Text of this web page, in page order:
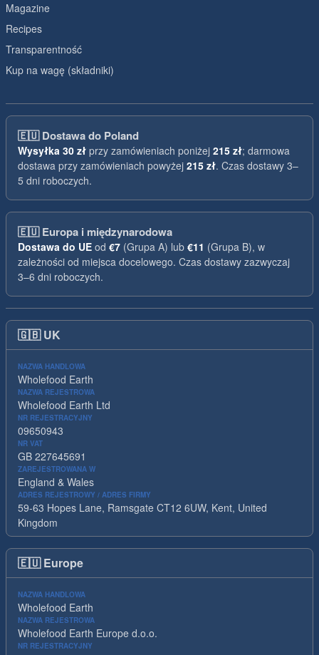
Magazine
Recipes
Transparentność
Kup na wagę (składniki)
🇪🇺Dostawa do Poland
Wysyłka 30 zł przy zamówieniach poniżej 215 zł; darmowa
dostawa przy zamówieniach powyżej 215 zł. Czas dostawy 3–
5 dni roboczych.
🇪🇺Europa i międzynarodowa
Dostawa do UE od €7 (Grupa A) lub €11 (Grupa B), w
zależności od miejsca docelowego. Czas dostawy zazwyczaj
3–6 dni roboczych.
🇬🇧 UK
NAZWA HANDLOWA
Wholefood Earth
NAZWA REJESTROWA
Wholefood Earth Ltd
NR REJESTRACYJNY
09650943
NR VAT
GB 227645691
ZAREJESTROWANA W
England & Wales
ADRES REJESTROWY / ADRES FIRMY
59-63 Hopes Lane, Ramsgate CT12 6UW, Kent, United
Kingdom
🇪🇺 Europe
NAZWA HANDLOWA
Wholefood Earth
NAZWA REJESTROWA
Wholefood Earth Europe d.o.o.
NR REJESTRACYJNY